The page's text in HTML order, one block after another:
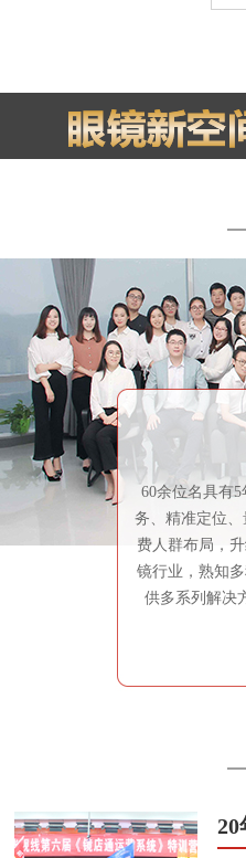
60余位名具有
务、精准定位
费人群布局，
镜行业，熟知
供多系列解决
20